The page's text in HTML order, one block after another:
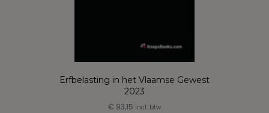
Erfbelasting in het Vlaamse Gewest
2023
€ 93,15 incl. btw